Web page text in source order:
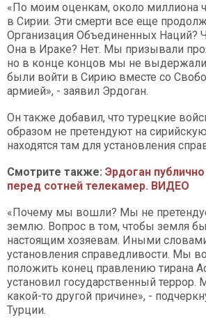
«По моим оценкам, около миллиона
в Сирии. Эти смерти все еще
Организация Объединенных Наций?
Она в Ираке? Нет. Мы призывали
но в конце концов мы не
были войти в Сирию вместе со
армией», - заявил Эрдоган.
Он также добавил, что турецкие
образом не претендуют на
находятся там для установления
Смотрите также: Эрдоган
перед сотней телекамер. ВИДЕО
«Почему мы вошли? Мы не
землю. Вопрос в том, чтобы земля
настоящим хозяевам. Иными
установления справедливости. Мы
положить конец правлению тирана
установил государственный террор.
какой-то другой причине», -
Турции.